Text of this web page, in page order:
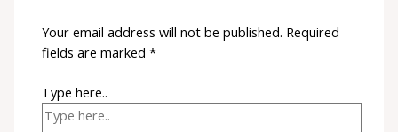
Your email address will not be published. Required
fields are marked*
Type here..